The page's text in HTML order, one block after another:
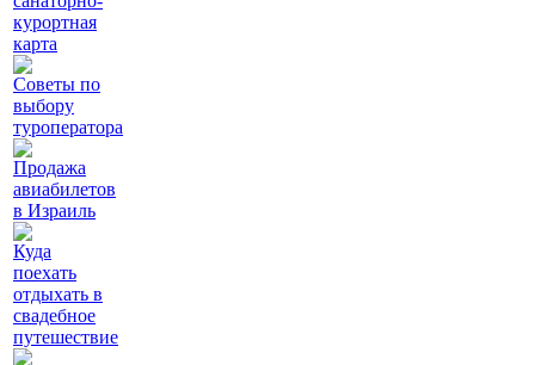
курортная
карта
Советы по
выбору
туроператора
Продажа
авиабилетов
в Израиль
Куда
поехать
отдыхать в
свадебное
путешествие